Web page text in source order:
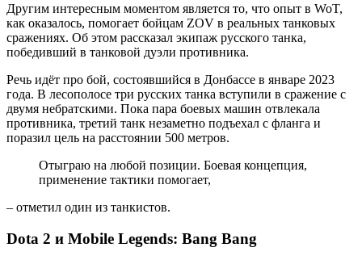
Другим интересным моментом является то, что опыт в WoT,
как оказалось, помогает бойцам ZOV в реальных танковых
сражениях. Об этом рассказал экипаж русского танка,
победивший в танковой дуэли противника.
Речь идёт про бой, состоявшийся в Донбассе в январе 2023
года. В лесополосе три русских танка вступили в сражение с
двумя небратскими. Пока пара боевых машин отвлекала
противника, третий танк незаметно подъехал с фланга и
поразил цель на расстоянии 500 метров.
Отыграю на любой позиции. Боевая концепция,
применение тактики помогает,
– отметил один из танкистов.
Dota 2 и Mobile Legends: Bang Bang